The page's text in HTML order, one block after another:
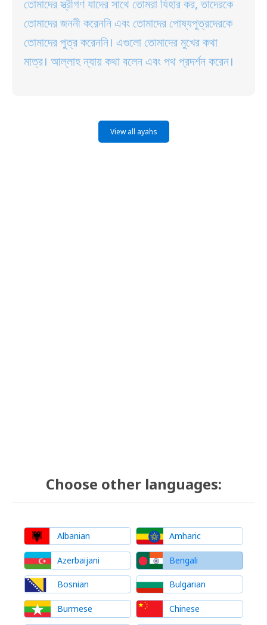
তোমাদের স্ত্রীগণ যাদের সাথে তোমরা যিহার কর, তাদেরকে
তোমাদের জননী করেননি এবং তোমাদের পোষ্যপুত্রদেরকে
তোমাদের পুত্র করেননি। এগুলো তোমাদের মুখের কথা
মাত্র। আল্লাহ ন্যায় কথা বলেন এবং পথ প্রদর্শন করেন।
View all ayahs
Choose other languages:
Albanian Amharic
Azerbaijani Bengali
Bosnian Bulgarian
Burmese Chinese